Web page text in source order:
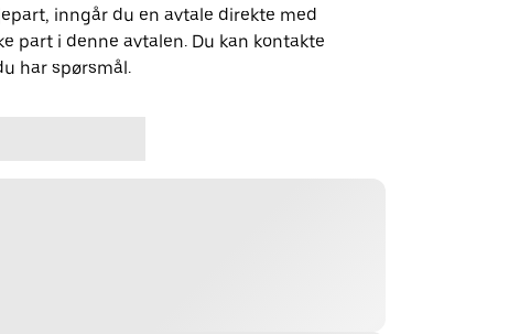
inngår du en avtale direkte med
part i denne avtalen. Du kan kontakte
har spørsmål.